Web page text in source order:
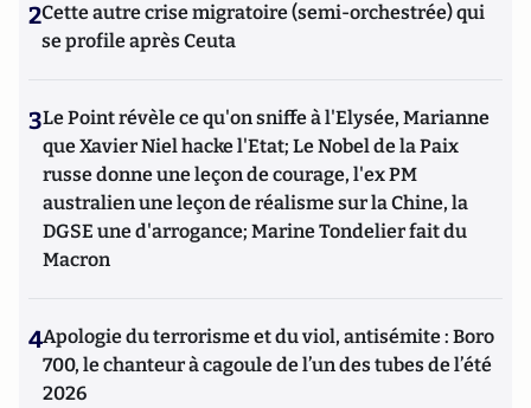
2Cette autre crise migratoire (semi-orchestrée) qui
se profile après Ceuta
3Le Point révèle ce qu'on sniffe à l'Elysée, Marianne
que Xavier Niel hacke l'Etat; Le Nobel de la Paix
russe donne une leçon de courage, l'ex PM
australien une leçon de réalisme sur la Chine, la
DGSE une d'arrogance; Marine Tondelier fait du
Macron
4Apologie du terrorisme et du viol, antisémite : Boro
700, le chanteur à cagoule de l’un des tubes de l’été
2026